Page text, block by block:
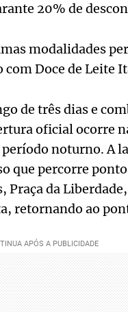
20% de
modalidades
com Doce de Leite
de três dias e
oficial ocorre
noturno. A
que percorre
Praça da
retornando ao